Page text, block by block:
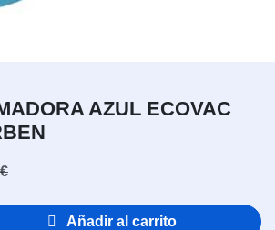
AZUL ECOVAC
Añadir al carrito